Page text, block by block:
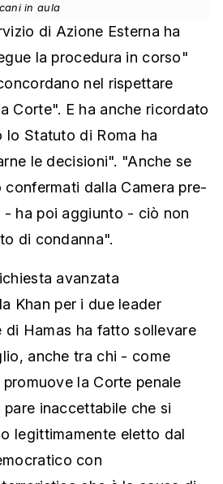
in aula
di Azione Esterna ha
la procedura in corso"
nel rispettare
Corte". E ha anche ricordato
lo Statuto di Roma ha
le decisioni". "Anche se
dalla Camera pre-
- ha poi aggiunto - ciò non
di condanna".
avanzata
Khan per i due leader
di Hamas ha fatto sollevare
anche tra chi - come
la Corte penale
inaccettabile che si
legittimamente eletto dal
con